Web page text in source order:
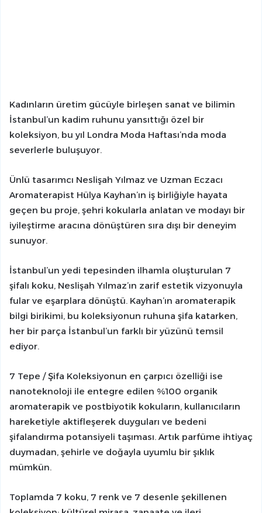
Kadınların üretim gücüyle birleşen sanat ve bilimin
İstanbul’un kadim ruhunu yansıttığı özel bir
koleksiyon, bu yıl Londra Moda Haftası’nda moda
severlerle buluşuyor.
Ünlü tasarımcı Neslişah Yılmaz ve Uzman Eczacı
Aromaterapist Hülya Kayhan’ın iş birliğiyle hayata
geçen bu proje, şehri kokularla anlatan ve modayı bir
iyileştirme aracına dönüştüren sıra dışı bir deneyim
sunuyor.
İstanbul’un yedi tepesinden ilhamla oluşturulan 7
şifalı koku, Neslişah Yılmaz’ın zarif estetik vizyonuyla
fular ve eşarplara dönüştü. Kayhan’ın aromaterapik
bilgi birikimi, bu koleksiyonun ruhuna şifa katarken,
her bir parça İstanbul’un farklı bir yüzünü temsil
ediyor.
7 Tepe / Şifa Koleksiyonun en çarpıcı özelliği ise
nanoteknoloji ile entegre edilen %100 organik
aromaterapik ve postbiyotik kokuların, kullanıcıların
hareketiyle aktifleşerek duyguları ve bedeni
şifalandırma potansiyeli taşıması. Artık parfüme ihtiyaç
duymadan, şehirle ve doğayla uyumlu bir şıklık
mümkün.
Toplamda 7 koku, 7 renk ve 7 desenle şekillenen